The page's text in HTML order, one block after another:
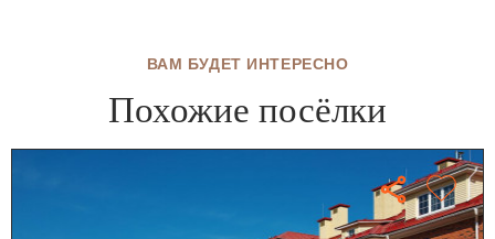
ВАМ БУДЕТ ИНТЕРЕСНО
Похожие посёлки